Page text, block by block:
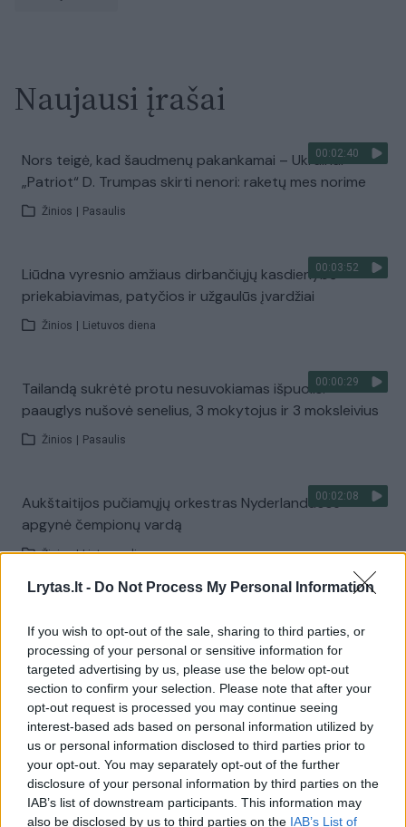
Lrytas.lt - Do Not Process My Personal Information
If you wish to opt-out of the sale, sharing to third parties, or
processing of your personal or sensitive information for
targeted advertising by us, please use the below opt-out
section to confirm your selection. Please note that after your
opt-out request is processed you may continue seeing
interest-based ads based on personal information utilized by
us or personal information disclosed to third parties prior to
your opt-out. You may separately opt-out of the further
disclosure of your personal information by third parties on the
IAB’s list of downstream participants. This information may
also be disclosed by us to third parties on the IAB’s List of
Naujausi įrašai
00:02:40
Nors teigė, kad šaudmenų pakankamai – Ukrainai
„Patriot“ D. Trumpas skirti nenori: raketų mes norime
Žinios Pasaulis
00:03:52
Liūdna vyresnio amžiaus dirbančiųjų kasdienybė –
priekabiavimas, patyčios ir užgaulūs įvardžiai
Žinios Lietuvos diena
00:00:29
Tailandą sukrėtė protu nesuvokiamas išpuolis:
paauglys nušovė senelius, 3 mokytojus ir 3 moksleivius
Žinios Pasaulis
00:02:08
Aukštaitijos pučiamųjų orkestras Nyderlanduose
apgynė čempionų vardą
Žinios | Lietuvos diena
Žiūrimiausi įrašai
00:00:30
Vaizdai iš tragiškos avarijos Vilniaus r.: dviejų moterų ir
vaiko gyvybių išgelbėti nepavyko
Žinios | Lietuvos diena